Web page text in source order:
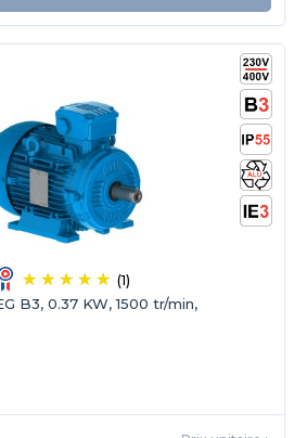
(1)
B3, 0.37 KW, 1500 tr/min,